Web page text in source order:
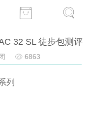
32 SL 徒步包测评
6863
列